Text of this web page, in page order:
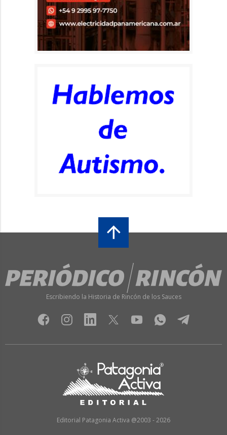
Escribiendo la Historia de Rincón de los Sauces
Editorial Patagonia Activa @2003 - 2026